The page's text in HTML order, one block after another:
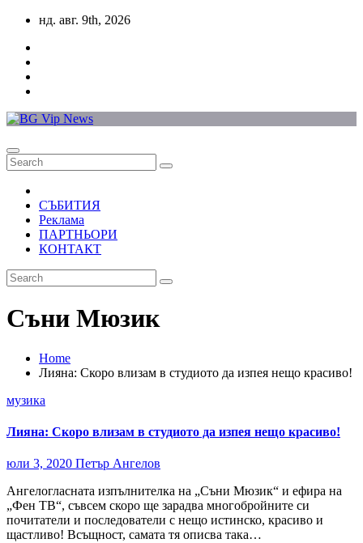
Skip
content
нд. авг. 9th, 2026
СЪБИТИЯ
Реклама
ПАРТНЬОРИ
КОНТАКТ
Съни Мюзик
Home
Лияна: Скоро влизам в студиото да изпея нещо красиво!
музика
Лияна: Скоро влизам в студиото да изпея нещо красиво!
юли 3, 2020 Петър Ангелов
Ангелогласната изпълнителка на „Съни Мюзик“ и ефира на
„Фен ТВ“, съвсем скоро ще зарадва многобройните си
почитатели и последователи с нещо истинско, красиво и
щастливо! Всъщност, самата тя описва така…